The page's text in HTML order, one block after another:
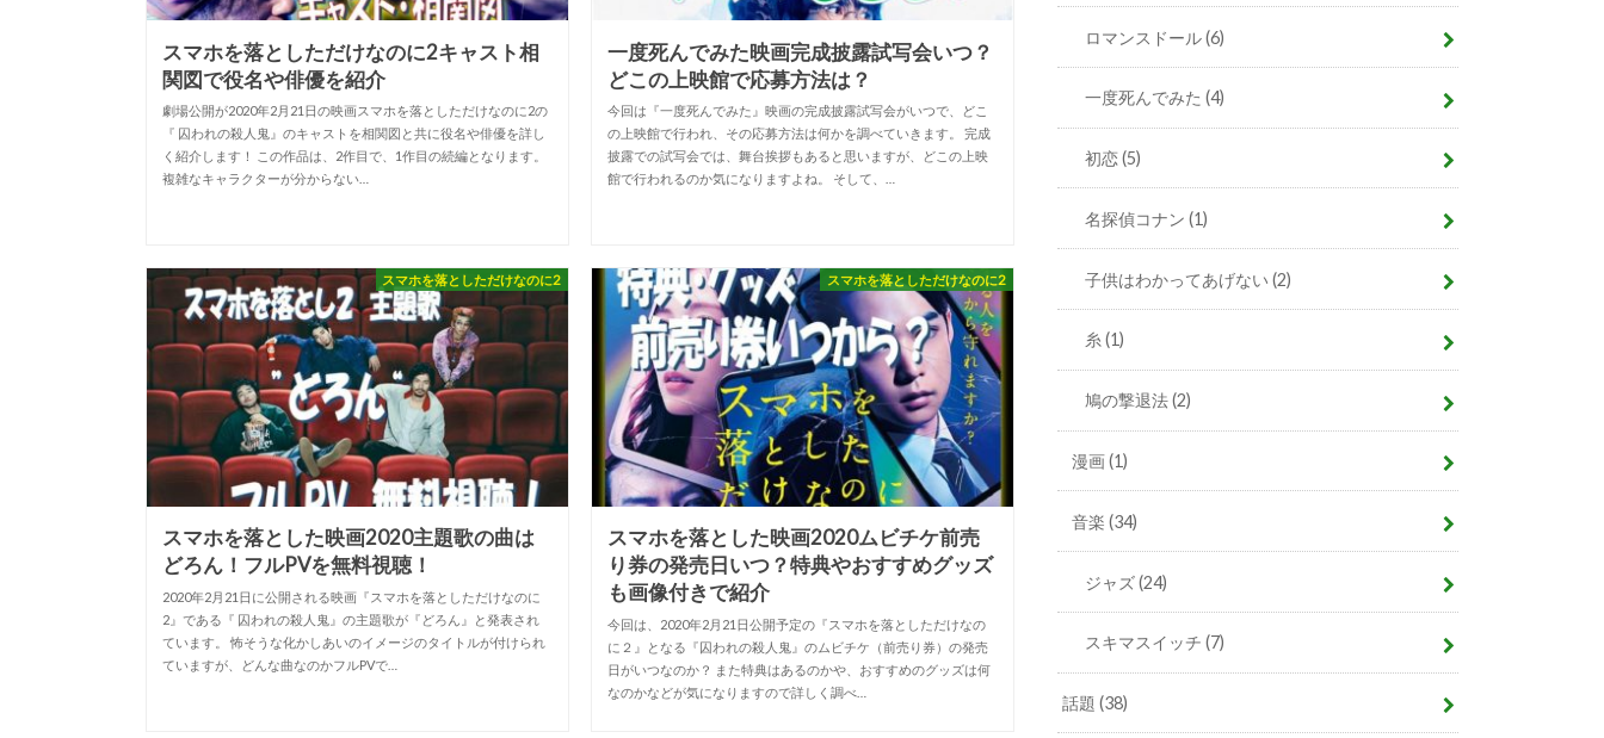
スマホを落としただけなのに2キャスト相
関図で役名や俳優を紹介
劇場公開が2020年2月21日の映画スマホを落としただけなのに2の
『 囚われの殺人鬼』のキャストを相関図と共に役名や俳優を詳し
く紹介します！ この作品は、2作目で、1作目の続編となります。
複雑なキャラクターが分からない…
一度死んでみた映画完成披露試写会いつ？
どこの上映館で応募方法は？
今回は『一度死んでみた』映画の完成披露試写会がいつで、どこ
の上映館で行われ、その応募方法は何かを調べていきます。 完成
披露での試写会では、舞台挨拶もあると思いますが、どこの上映
館で行われるのか気になりますよね。 そして、…
スマホを落としただけなのに2
スマホを落とした映画2020主題歌の曲は
どろん！フルPVを無料視聴！
2020年2月21日に公開される映画『スマホを落としただけなのに
2』である『 囚われの殺人鬼』の主題歌が『どろん』と発表され
ています。 怖そうな化かしあいのイメージのタイトルが付けられ
ていますが、どんな曲なのかフルPVで…
スマホを落としただけなのに2
スマホを落とした映画2020ムビチケ前売
り券の発売日いつ？特典やおすすめグッズ
も画像付きで紹介
今回は、2020年2月21日公開予定の『スマホを落としただけなの
に２』となる『囚われの殺人鬼』のムビチケ（前売り券）の発売
日がいつなのか？ また特典はあるのかや、おすすめのグッズは何
なのかなどが気になりますので詳しく調べ…
ロマンスドール(6)
一度死んでみた(4)
初恋(5)
名探偵コナン(1)
子供はわかってあげない(2)
糸(1)
鳩の撃退法(2)
漫画(1)
音楽 (34)
ジャズ(24)
スキマスイッチ(7)
話題(38)